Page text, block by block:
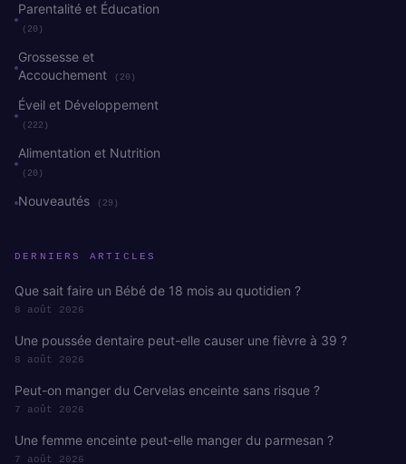
Parentalité et Éducation
(20)
Grossesse et
Accouchement
(20)
Éveil et Développement
(222)
Alimentation et Nutrition
(20)
Nouveautés (29)
DERNIERS ARTICLES
Que sait faire un Bébé de 18 mois au quotidien ?
8 août 2026
Une poussée dentaire peut-elle causer une fièvre à 39 ?
8 août 2026
Peut-on manger du Cervelas enceinte sans risque ?
7 août 2026
Une femme enceinte peut-elle manger du parmesan ?
7 août 2026